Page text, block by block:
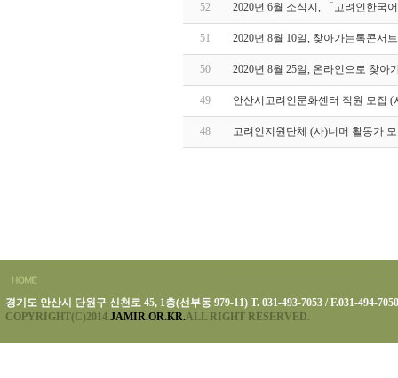
52 2020년 6월 소식지, 「고려인한국
51 2020년 8월 10일, 찾아가는톡콘서
50 2020년 8월 25일, 온라인으로 찾아
49 안산시고려인문화센터 직원 모집 (
48 고려인지원단체 (사)너머 활동가
경기도 안산시 단원구 신천로 45, 1층(선부동 979-11) T. 031-493-7053 / F.031-494-7050
COPYRIGHT(C)2014.JAMIR.OR.KR.ALL RIGHT RESERVED.